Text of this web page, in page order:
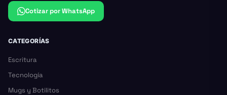
Cotizar por WhatsApp
CATEGORÍAS
Escritura
Tecnología
Mugs y Botilitos